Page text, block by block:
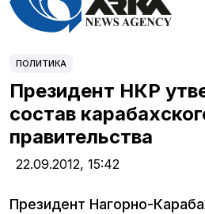
ПОЛИТИКА
Президент НКР
состав
правительства
22.09.2012, 15:42
Президент Нагорно-